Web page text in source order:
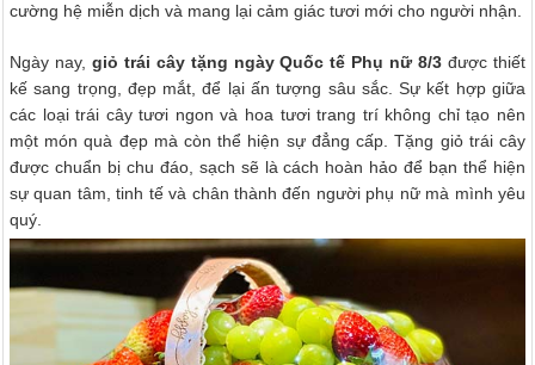
cường hệ miễn dịch và mang lại cảm giác tươi mới cho người nhận.
Ngày nay, giỏ trái cây tặng ngày Quốc tế Phụ nữ 8/3 được thiết
kế sang trọng, đẹp mắt, để lại ấn tượng sâu sắc. Sự kết hợp giữa
các loại trái cây tươi ngon và hoa tươi trang trí không chỉ tạo nên
một món quà đẹp mà còn thể hiện sự đẳng cấp. Tặng giỏ trái cây
được chuẩn bị chu đáo, sạch sẽ là cách hoàn hảo để bạn thể hiện
sự quan tâm, tinh tế và chân thành đến người phụ nữ mà mình yêu
quý.